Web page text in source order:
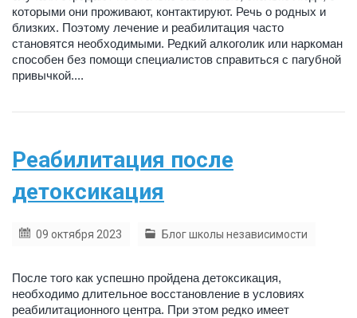
которыми они проживают, контактируют. Речь о родных и
близких. Поэтому лечение и реабилитация часто
становятся необходимыми. Редкий алкоголик или наркоман
способен без помощи специалистов справиться с пагубной
привычкой....
Реабилитация после
детоксикация
09 октября 2023 Блог школы независимости
После того как успешно пройдена детоксикация,
необходимо длительное восстановление в условиях
реабилитационного центра. При этом редко имеет